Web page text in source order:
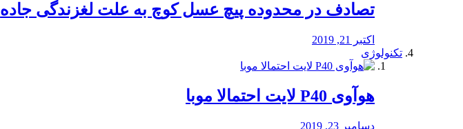
تصادف در محدوده پیچ عسل کوچ به علت لغزندگی جاده
اکتبر 21, 2019
تکنولوژی
هوآوی P40 لایت احتمالا موبا
دسامبر 23, 2019